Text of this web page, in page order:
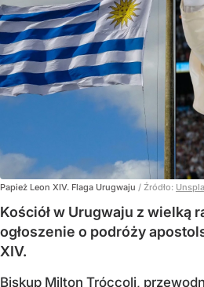
Papież Leon XIV. Flaga Urugwaju / Źródło:
Kościół w Urugwaju z wielką
ogłoszenie o podróży
XIV.
Biskup Milton Tróccoli,